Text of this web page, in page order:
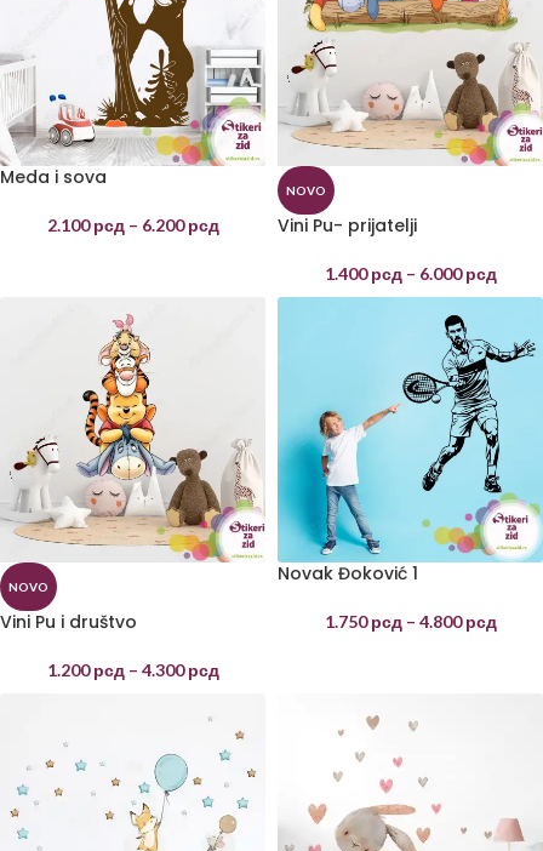
Meda i sova
2.100рсд – 6.200рсд
NOVO
Vini Pu- prijatelji
1.400рсд – 6.000рсд
NOVO
Vini Pu i društvo
1.200рсд – 4.300рсд
Novak Đoković 1
1.750рсд – 4.800рсд